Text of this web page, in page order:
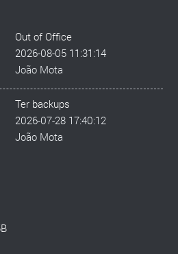
Out of Office
2026-08-05 11:31:14
João Mota
Ter backups
2026-07-28 17:40:12
João Mota